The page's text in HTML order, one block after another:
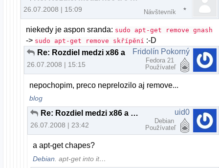
26.07.2008 | 15:09 Návštevník
niekedy je aspon sranda: sudo apt-get remove gnash
-> sudo apt-get remove skřípění :-D
Re: Rozdiel medzi x86 a 64 bitovou verziou
26.07.2008 | 15:15
Fridolín Pokorný
Fedora 21
Používateľ
nepochopim, preco neprelozilo aj remove...
blog
Re: Rozdiel medzi x86 a 64 bitovou verziou
26.07.2008 | 23:42
uid0
Debian
Používateľ
a apt-get chapes?
Debian. apt-get into it…